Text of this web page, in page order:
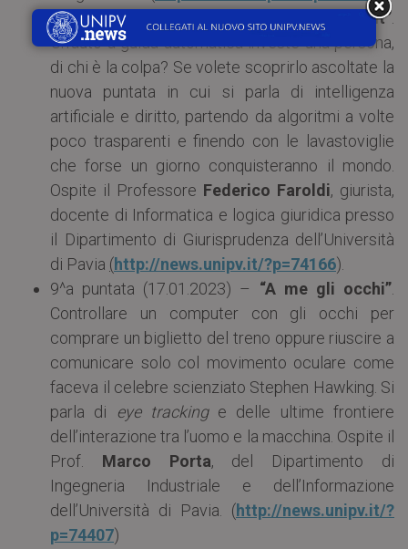
8^a puntata (10.01.2023) –
“Law, order & bit”
Un’auto a guida automatica investe una persona,
di chi è la colpa? Se volete scoprirlo ascoltate la
nuova puntata in cui si parla di intelligenza
artificiale e diritto, partendo da algoritmi a volte
poco trasparenti e finendo con le lavastoviglie
che forse un giorno conquisteranno il mondo.
Ospite il Professore Federico Faroldi, giurista,
docente di Informatica e logica giuridica presso
il Dipartimento di Giurisprudenza dell’Università
di Pavia (http://news.unipv.it/?p=74166).
9^a puntata (17.01.2023) – “A me gli occhi”
Controllare un computer con gli occhi per
comprare un biglietto del treno oppure riuscire a
comunicare solo col movimento oculare come
faceva il celebre scienziato Stephen Hawking. Si
parla di
eye trackinge delle ultime frontiere
dell’interazione tra l’uomo e la macchina. Ospite il
Prof. Marco Porta, del Dipartimento di
Ingegneria Industriale e dell’Informazione
dell’Università di Pavia. (http://news.unipv.it/?
p=74407)